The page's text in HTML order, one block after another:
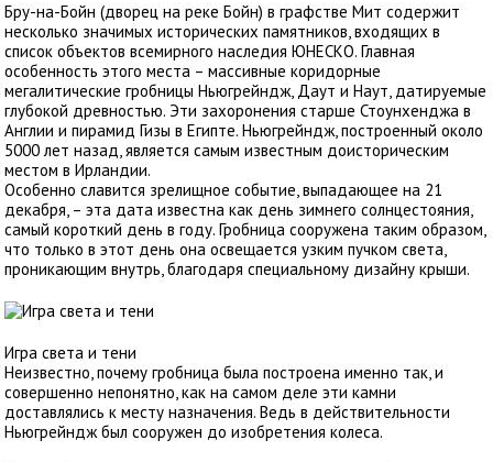
Бру-на-Бойн (дворец на реке Бойн) в графстве Мит содержит
несколько значимых исторических памятников, входящих в
список объектов всемирного наследия ЮНЕСКО. Главная
особенность этого места – массивные коридорные
мегалитические гробницы Ньюгрейндж, Даут и Наут, датируемые
глубокой древностью. Эти захоронения старше Стоунхенджа в
Англии и пирамид Гизы в Египте. Ньюгрейндж, построенный около
5000 лет назад, является самым известным доисторическим
местом в Ирландии.
Особенно славится зрелищное событие, выпадающее на 21
декабря, – эта дата известна как день зимнего солнцестояния,
самый короткий день в году. Гробница сооружена таким образом,
что только в этот день она освещается узким пучком света,
проникающим внутрь, благодаря специальному дизайну крыши.
Игра света и тени
Неизвестно, почему гробница была построена именно так, и
совершенно непонятно, как на самом деле эти камни
доставлялись к месту назначения. Ведь в действительности
Ньюгрейндж был сооружен до изобретения колеса.